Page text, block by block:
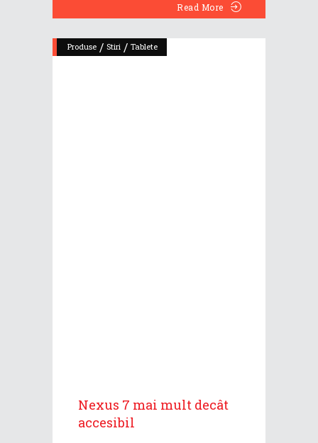
Read More
Produse / Stiri / Tablete
Nexus 7 mai mult decât
accesibil